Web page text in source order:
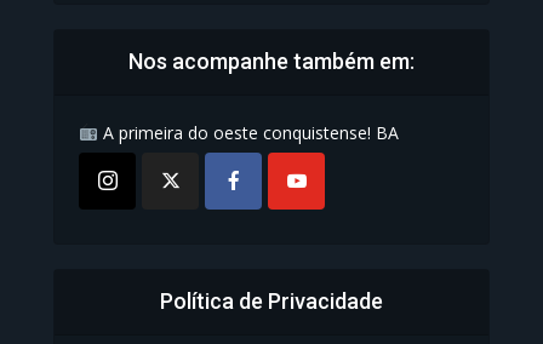
Nos acompanhe também em:
A primeira do oeste conquistense! BA
Política de Privacidade